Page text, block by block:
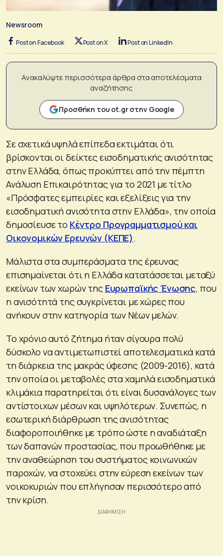
Newsroom
Post on Facebook Post on X Post on LinkedIn
Ανακαλύψτε περισσότερα άρθρα στα αποτελέσματα
αναζήτησης
Προσθήκη του ot.gr στην Google
Σε σχετικά υψηλά επίπεδα εκτιμάται ότι
βρίσκονται οι δείκτες εισοδηματικής ανισότητας
στην Ελλάδα, όπως προκύπτει από την πέμπτη
Ανάλυση Επικαιρότητας για το 2021 με τίτλο
«Πρόσφατες εμπειρίες και εξελίξεις για την
εισοδηματική ανισότητα στην Ελλάδα», την οποία
δημοσίευσε το Κέντρο Προγραμματισμού και
Οικονομικών Ερευνών (ΚΕΠΕ) .
Μάλιστα στα συμπεράσματα της έρευνας
επισημαίνεται ότι η Ελλάδα κατατάσσεται μεταξύ
εκείνων των χωρών της Ευρωπαϊκής Ένωσης, που
η ανισότητά της συγκρίνεται με χώρες που
ανήκουν στην κατηγορία των Νέων μελών.
Το χρόνιο αυτό ζήτημα ήταν σίγουρα πολύ
δύσκολο να αντιμετωπιστεί αποτελεσματικά κατά
τη διάρκεια της μακράς ύφεσης (2009-2016), κατά
την οποία οι μεταβολές στα χαμηλά εισοδηματικά
κλιμάκια παρατηρείται ότι είναι δυσανάλογες των
αντίστοιχων μέσων και υψηλότερων. Συνεπώς, η
εσωτερική διάρθρωση της ανισότητας
διαφοροποιήθηκε με τρόπο ώστε η αναδιάταξη
των δαπανών προστασίας, που προωθήθηκε με
την αναθεώρηση του συστήματος κοινωνικών
παροχών, να στοχεύει στην εύρεση εκείνων των
νοικοκυριών που επλήγησαν περισσότερο από
την κρίση.